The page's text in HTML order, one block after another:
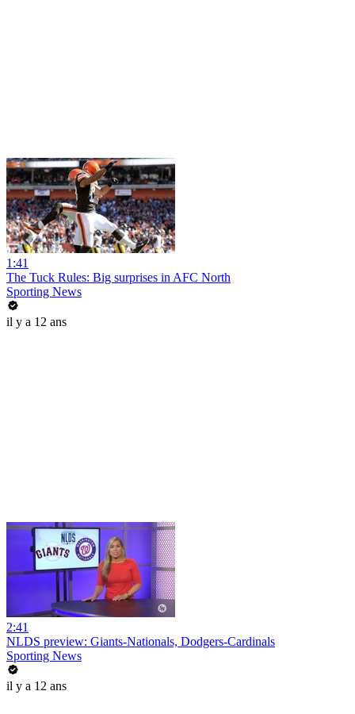
1:41
The Tuck Rules: Big surprises in AFC North
Sporting News
il y a 12 ans
2:41
NLDS preview: Giants-Nationals, Dodgers-Cardinals
Sporting News
il y a 12 ans